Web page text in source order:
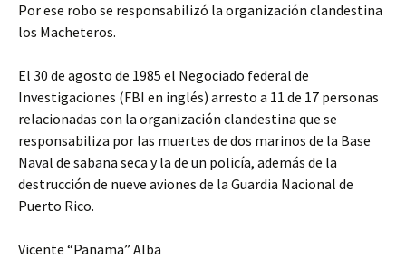
Por ese robo se responsabilizó la organización clandestina
los Macheteros.
El 30 de agosto de 1985 el Negociado federal de
Investigaciones (FBI en inglés) arresto a 11 de 17 personas
relacionadas con la organización clandestina que se
responsabiliza por las muertes de dos marinos de la Base
Naval de sabana seca y la de un policía, además de la
destrucción de nueve aviones de la Guardia Nacional de
Puerto Rico.
Vicente “Panama” Alba